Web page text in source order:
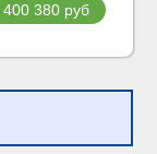
400 380руб